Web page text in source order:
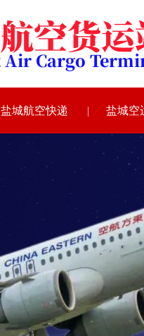
盐城航空快递 盐城空